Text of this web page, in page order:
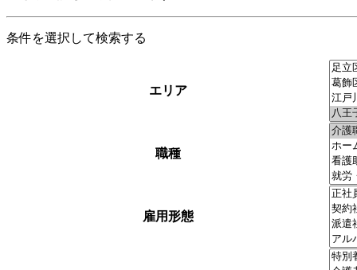
条件を選択して検索する
エリア
職種
雇用形態